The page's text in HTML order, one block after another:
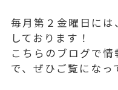
毎月第２金曜日には
しております！
こちらのブログで
で、ぜひご覧になっ